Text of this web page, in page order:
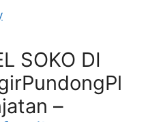
SOKO DI
–